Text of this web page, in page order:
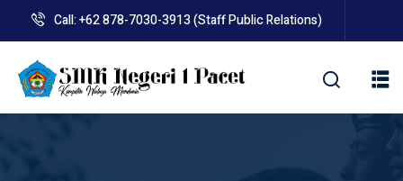
content
Call: +62 878-7030-3913 (Staff Public Relations)